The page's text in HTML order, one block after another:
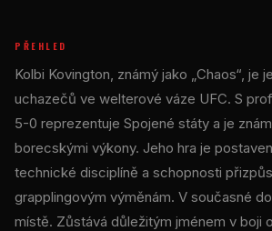
PŘEHLED
Kolbi Kovington, známý jako „Chaos“, je
uchazečů ve welterové váze UFC. S
5-0 reprezentuje Spojené státy a je
borecskými výkony. Jeho hra je
technické disciplíně a schopnosti
grapplingovým výměnám. V současné
místě. Zůstává důležitým jménem v boji